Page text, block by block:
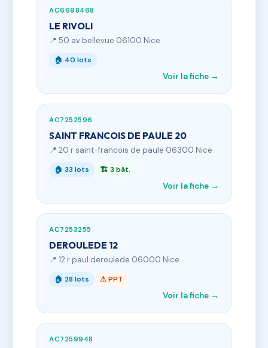
AC6698468
LE RIVOLI
📍 50 av bellevue 06100 Nice
🏠 40 lots
Voir la fiche →
AC7252596
SAINT FRANCOIS DE PAULE 20
📍 20 r saint-francois de paule 06300 Nice
🏠 33 lots 🏗 3 bât.
Voir la fiche →
AC7253255
DEROULEDE 12
📍 12 r paul deroulede 06000 Nice
🏠 28 lots ⚠ PPT
Voir la fiche →
AC7259948